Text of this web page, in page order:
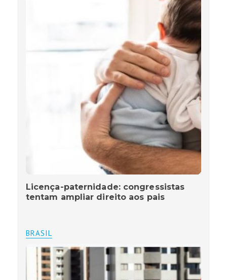
Licença-paternidade: congressistas
tentam ampliar direito aos pais
BRASIL